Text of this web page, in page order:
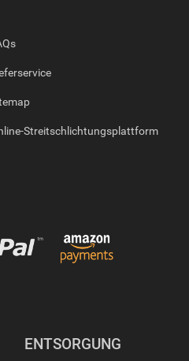
Streitschlichtungsplattform
ENTSORGUNG